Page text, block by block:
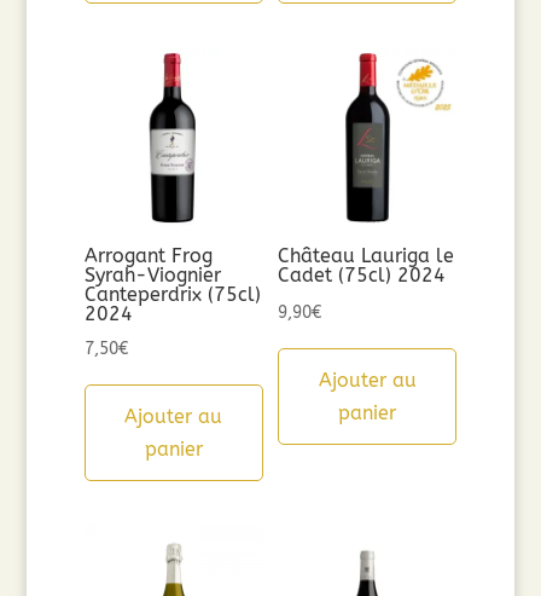
Arrogant Frog
Syrah-Viognier
Canteperdrix (75cl)
2024
7,50€
Ajouter au
panier
Château Lauriga le
Cadet (75cl) 2024
9,90€
Ajouter au
panier